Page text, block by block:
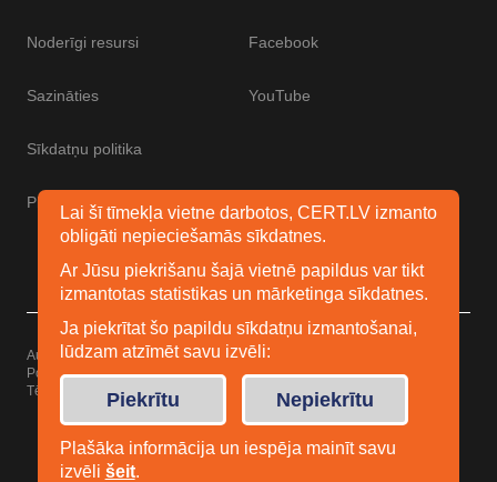
Noderīgi resursi
Sazināties
Sīkdatņu politika
Piekļūstamības paziņojums
Facebook
YouTube
Autortiesības © 2026 Esidrošs
Powered byWordPress
Tēma: Uku noElmastudio
Lai šī tīmekļa vietne darbotos, CERT.LV izmanto
obligāti nepieciešamās sīkdatnes.
Ar Jūsu piekrišanu šajā vietnē papildus var tikt
izmantotas statistikas un mārketinga sīkdatnes.
Ja piekrītat šo papildu sīkdatņu izmantošanai,
lūdzam atzīmēt savu izvēli:
Piekrītu Nepiekrītu
Plašāka informācija un iespēja mainīt savu
izvēli šeit.